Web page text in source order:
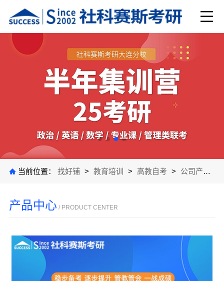
当前位置： 找好铺 > 教育培训 > 高教自考 > 公司产品
产品中心 / PRODUCT CENTER